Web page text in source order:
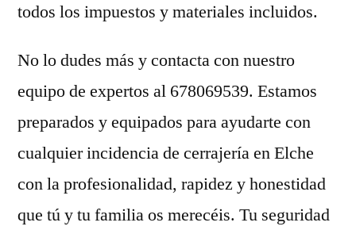
todos los impuestos y materiales incluidos.
No lo dudes más y contacta con nuestro
equipo de expertos al 678069539. Estamos
preparados y equipados para ayudarte con
cualquier incidencia de cerrajería en Elche
con la profesionalidad, rapidez y honestidad
que tú y tu familia os merecéis. Tu seguridad